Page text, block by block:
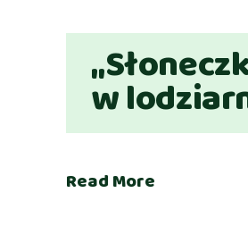
w
Read More